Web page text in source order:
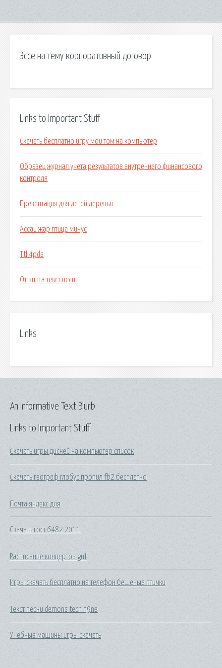
Эссе на тему корпоративный договор
Links to Important Stuff
Скачать бесплатно игру мои том на компьютер
Образец журнал учета результатов внутреннего финансового
контроля
Презентация для детей деревья
Ассаи жар птица минус
Ttl 4pda
От винта текст песни
Links
Links to Important Stuff
Скачать игры дисней на компьютер список
Скачать географ глобус пропил fb2 бесплатно
Почта яндекс для
Скачать гост 6482 2011
Расписание концертов guf
Игры скачать бесплатно на телефон бешеные птички
Текст песни demons tech n9ne
Учебные машины игры скачать
An Informative Text Blurb